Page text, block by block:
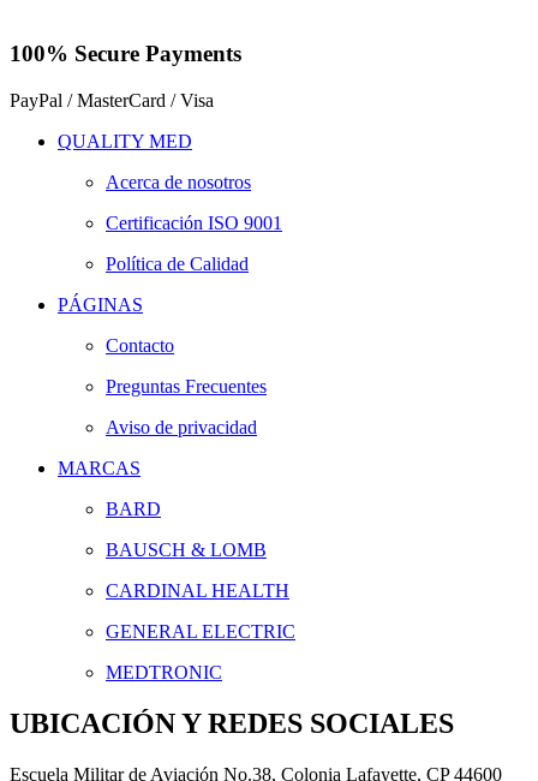
100% Secure Payments
PayPal / MasterCard / Visa
QUALITY MED
Acerca de nosotros
Certificación ISO 9001
Política de Calidad
PÁGINAS
Contacto
Preguntas Frecuentes
Aviso de privacidad
MARCAS
BARD
BAUSCH & LOMB
CARDINAL HEALTH
GENERAL ELECTRIC
MEDTRONIC
UBICACIÓN Y REDES SOCIALES
Escuela Militar de Aviación No.38, Colonia Lafayette, CP 44600